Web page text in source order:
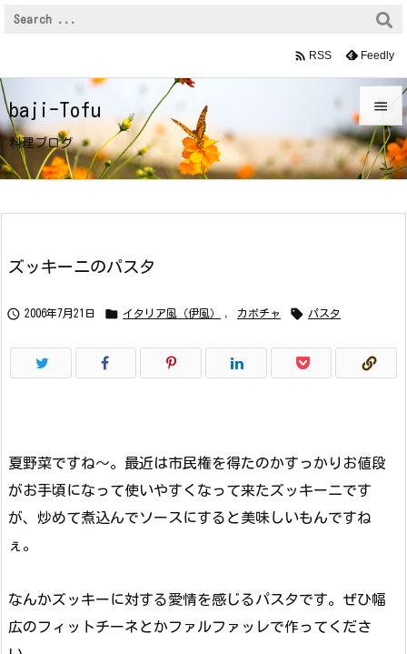
baji-Tofu
料理ブログ


メニュ
 RSS Feedly
ズッキーニのパスタ
 2006年7月21日  イタリア風（伊風） カボチャ  パスタ
夏野菜ですね〜。最近は市民権を得たのかすっかりお値段
がお手頃になって使いやすくなって来たズッキーニです
が、炒めて煮込んでソースにすると美味しいもんですね
ぇ。
なんかズッキーに対する愛情を感じるパスタです。ぜひ幅
広のフィットチーネとかファルファッレで作ってくださ